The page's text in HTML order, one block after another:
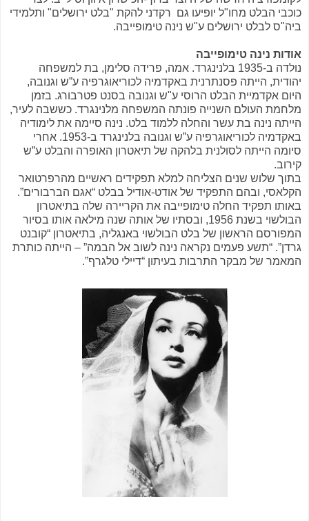
כוכבי הבלט מחו"ל יופיעו גם רקדני להקת "בלט ירושלים" ותלמידי
ביה"ס לבלט ירושלים ע"ש נינה טימופייבה.
אודות נינה טימופייבה
נולדה ב-1935 בלנינגרד. אמה, פרידה סלימן, בת למשפחה
יהודית, הייתה פסנתרנית באקדמיה לכוריאוגרפיה ע”ש וגנובה,
היום אקדמיית הבלט הרוסי ע"ש וגנובה בסנט פטרבורג. בזמן
מלחמת העולם השנייה פונתה המשפחה מלנינגרד. כששבה לעיר,
הייתה נינה בת עשר והחלה ללמוד בלט. נינה סיימה את לימודיה
באקדמיה לכוריאוגרפיה ע”ש וגנובה בלנינגרד ב-1953. אחרי
סיומה הייתה לסולנית בלהקה של תיאטרון האופרה והבלט ע”ש
קירוב.
בתוך שלוש שנים הצליחה למלא תפקידים ראשיים מהרפרטואר
הקלאסי, ובהם התפקיד של אודט-אודיל בבלט “אגם הברבורים”.
באותו תפקיד החלה טימופייבה את הקריירה שלה בתיאטרון
הבולשוי בשנת 1956, ובסתיו של אותה שנה מילאה אותו בסיור
המפורסם הראשון של בלט הבולשוי באנגליה, בתיאטרון “קובנט
גרדן”. “תשע פעמים נקראה נינה לשוב אל הבמה” – הייתה כותרת
המאמר של מבקר התרבות בעיתון “דיילי טלגרף”.